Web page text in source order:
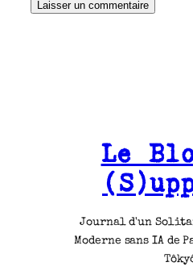
Le
Journal d'un
Moderne sans IA de